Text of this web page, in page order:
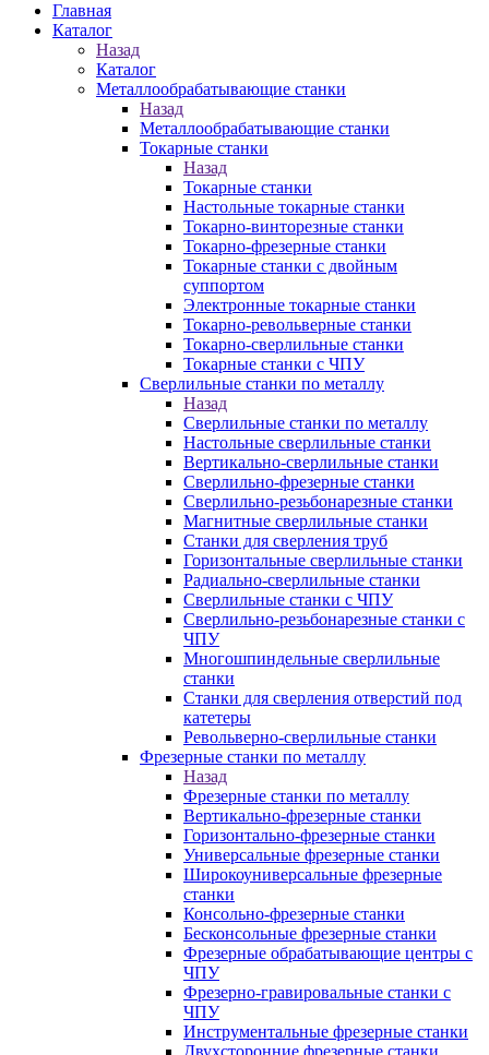
Главная
Каталог
Назад
Каталог
Металлообрабатывающие станки
Назад
Металлообрабатывающие станки
Токарные станки
Назад
Токарные станки
Настольные токарные станки
Токарно-винторезные станки
Токарно-фрезерные станки
Токарные станки с двойным
суппортом
Электронные токарные станки
Токарно-револьверные станки
Токарно-сверлильные станки
Токарные станки с ЧПУ
Сверлильные станки по металлу
Назад
Сверлильные станки по металлу
Настольные сверлильные станки
Вертикально-сверлильные станки
Сверлильно-фрезерные станки
Сверлильно-резьбонарезные станки
Магнитные сверлильные станки
Станки для сверления труб
Горизонтальные сверлильные станки
Радиально-сверлильные станки
Сверлильные станки с ЧПУ
Сверлильно-резьбонарезные станки с
ЧПУ
Многошпиндельные сверлильные
станки
Станки для сверления отверстий под
катетеры
Револьверно-сверлильные станки
Фрезерные станки по металлу
Назад
Фрезерные станки по металлу
Вертикально-фрезерные станки
Горизонтально-фрезерные станки
Универсальные фрезерные станки
Широкоуниверсальные фрезерные
станки
Консольно-фрезерные станки
Бесконсольные фрезерные станки
Фрезерные обрабатывающие центры с
ЧПУ
Фрезерно-гравировальные станки с
ЧПУ
Инструментальные фрезерные станки
Двухсторонние фрезерные станки